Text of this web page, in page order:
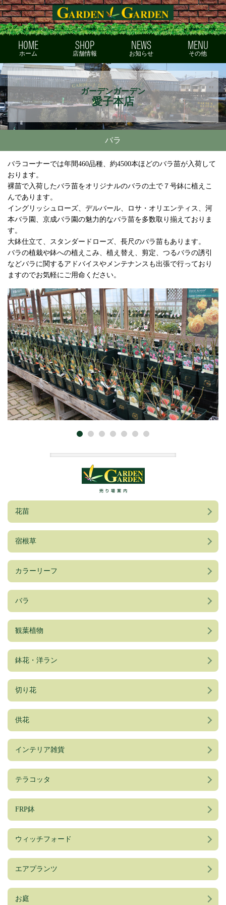
ガーデンガーデン
HOME
ホーム
SHOP
店舗情報
NEWS
お知らせ
MENU
その他
ガーデンガーデン
愛子本店
バラ
バラコーナーでは年間460品種、約4500本ほどのバラ苗が入荷して
おります。
裸苗で入荷したバラ苗をオリジナルのバラの土で７号鉢に植えこ
んであります。
イングリッシュローズ、デルバール、ロサ・オリエンティス、河
本バラ園、京成バラ園の魅力的なバラ苗を多数取り揃えておりま
す。
大鉢仕立て、スタンダードローズ、長尺のバラ苗もあります。
バラの植栽や鉢への植えこみ、植え替え、剪定、つるバラの誘引
などバラに関するアドバイスやメンテナンスも出張で行っており
ますのでお気軽にご用命ください。
花苗
宿根草
カラーリーフ
バラ
観葉植物
鉢花・洋ラン
切り花
供花
インテリア雑貨
テラコッタ
FRP鉢
ウィッチフォード
エアプランツ
お庭